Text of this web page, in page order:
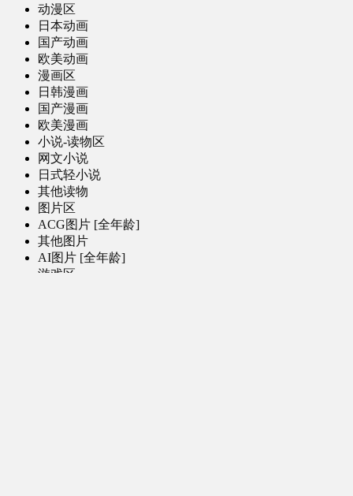
动漫区
日本动画
国产动画
欧美动画
漫画区
日韩漫画
国产漫画
欧美漫画
小说-读物区
网文小说
日式轻小说
其他读物
图片区
ACG图片 [全年龄]
其他图片
AI图片 [全年龄]
游戏区